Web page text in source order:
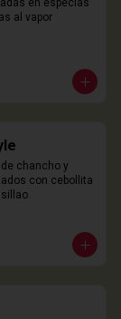
en especias
al vapor
chancho y
con cebollita